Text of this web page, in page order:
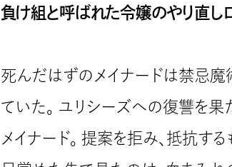
負け組と呼ばれた令嬢のやり直し
死んだはずのメイナードは禁忌魔
ていた。 ユリシーズへの復讐を果
メイナード。 提案を拒み、抵抗す